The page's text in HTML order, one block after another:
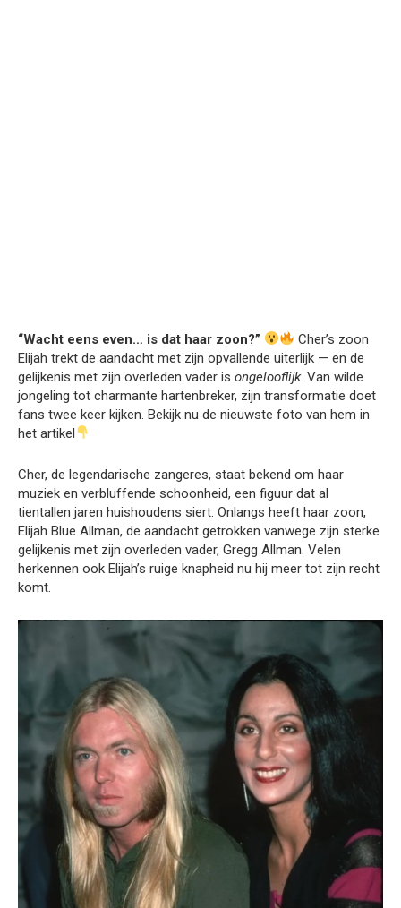
“Wacht eens even… is dat haar zoon?”
Cher’s zoon
Elijah trekt de aandacht met zijn opvallende uiterlijk — en de
gelijkenis met zijn overleden vader is ongelooflijk. Van wilde
jongeling tot charmante hartenbreker, zijn transformatie doet
fans twee keer kijken. Bekijk nu de nieuwste foto van hem in
het artikel
Cher, de legendarische zangeres, staat bekend om haar
muziek en verbluffende schoonheid, een figuur dat al
tientallen jaren huishoudens siert. Onlangs heeft haar zoon,
Elijah Blue Allman, de aandacht getrokken vanwege zijn sterke
gelijkenis met zijn overleden vader, Gregg Allman. Velen
herkennen ook Elijah’s ruige knapheid nu hij meer tot zijn recht
komt.